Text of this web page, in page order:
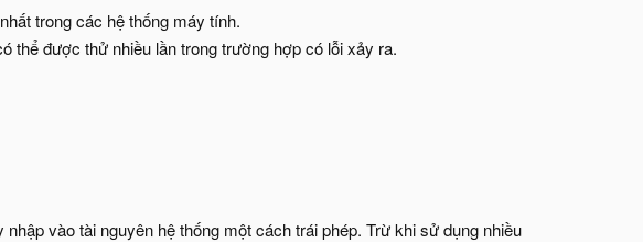
trong các hệ thống máy tính.
thể được thử nhiều lần trong trường hợp có lỗi xảy ra.
vào tài nguyên hệ thống một cách trái phép. Trừ khi sử dụng nhiều